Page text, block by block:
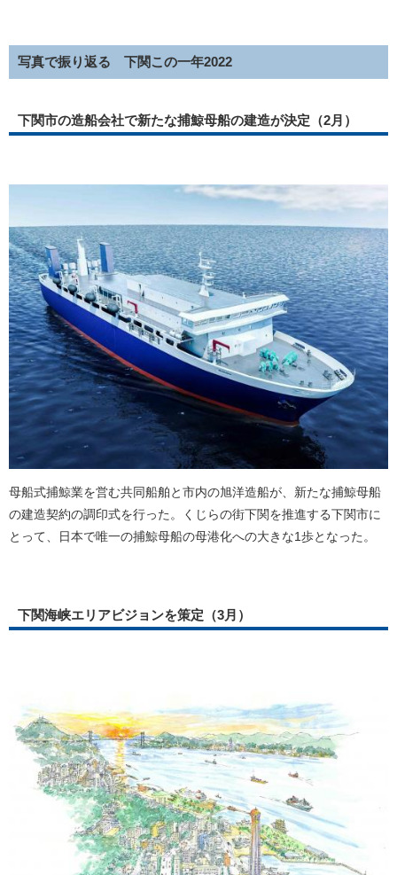
写真で振り返る 下関この一年2022
下関市の造船会社で新たな捕鯨母船の建造が決定（2月）
母船式捕鯨業を営む共同船舶と市内の旭洋造船が、新たな捕鯨母船
の建造契約の調印式を行った。くじらの街下関を推進する下関市に
とって、日本で唯一の捕鯨母船の母港化への大きな1歩となった。
下関海峡エリアビジョンを策定（3月）